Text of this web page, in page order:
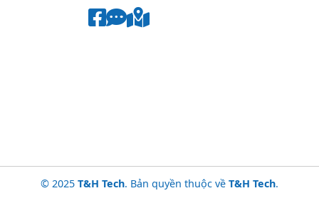
© 2025 T&H Tech. Bản quyền thuộc về T&H Tech.